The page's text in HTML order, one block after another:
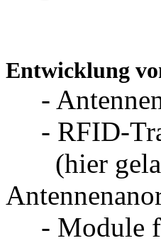
Entwicklung
-
- RFID-
(hier
- Module